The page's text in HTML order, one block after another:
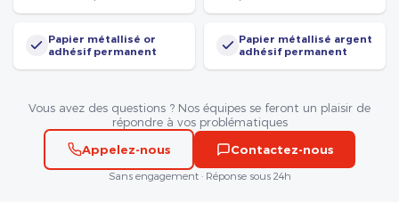
Papier métallisé or
adhésif permanent
Papier métallisé argent
adhésif permanent
Vous avez des questions ? Nos équipes se feront un plaisir de
répondre à vos problématiques
Appelez-nous
Contactez-nous
Sans engagement · Réponse sous 24h